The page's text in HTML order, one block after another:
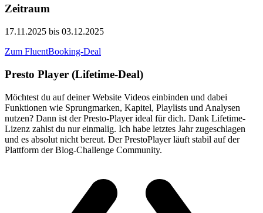
Zeitraum
17.11.2025 bis 03.12.2025
Zum FluentBooking-Deal
Presto Player (Lifetime-Deal)
Möchtest du auf deiner Website Videos einbinden und dabei
Funktionen wie Sprungmarken, Kapitel, Playlists und Analysen
nutzen? Dann ist der Presto-Player ideal für dich. Dank Lifetime-
Lizenz zahlst du nur einmalig. Ich habe letztes Jahr zugeschlagen
und es absolut nicht bereut. Der PrestoPlayer läuft stabil auf der
Plattform der Blog-Challenge Community.